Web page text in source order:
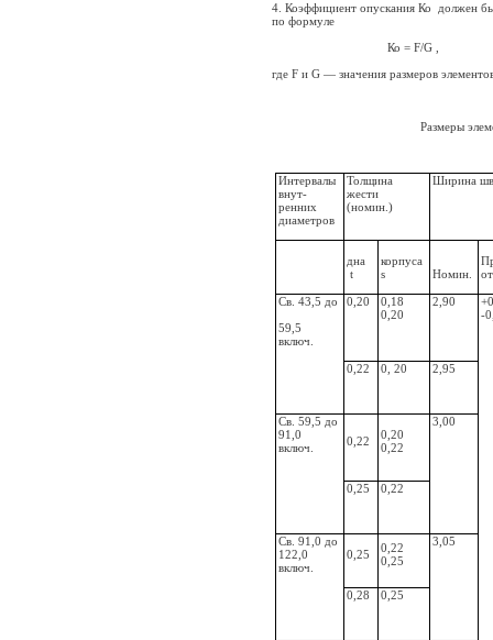
4. Коэффициент опускания Ко
должен
по формуле
Ко = F/G ,
где F и G — значения размеров
Размеры элементов
Интервалы
внут­
ренних
диаметров
Толщина
жести
(номин.)
Ширина
дна
t
корпуса
s
Номин.
Св. 43,5 до
59,5
включ.
0,20
0,18
0,20
2,90
-
0,22 0, 20 2,95
Св. 59,5 до
91,0
включ.
0,22
0,20
0,22
3,00
0,25 0,22
Св. 91,0 до
122,0
включ.
0,25
0,22
0,25
3,05
0,28 0,25